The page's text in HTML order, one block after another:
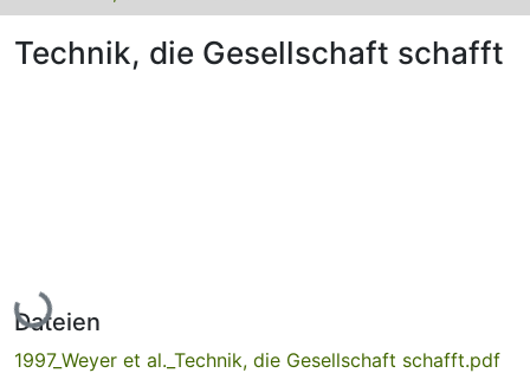
FAQ
Technik, die Gesellschaft schafft
Lade...
Dateien
1997_Weyer et al._Technik, die Gesellschaft schafft.pdf